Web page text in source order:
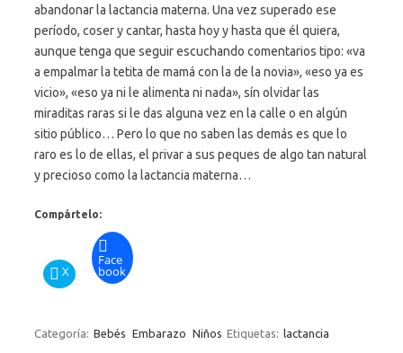
abandonar la lactancia materna. Una vez superado ese
período, coser y cantar, hasta hoy y hasta que él quiera,
aunque tenga que seguir escuchando comentarios tipo: «va
a empalmar la tetita de mamá con la de la novia», «eso ya es
vicio», «eso ya ni le alimenta ni nada», sín olvidar las
miraditas raras si le das alguna vez en la calle o en algún
sitio público… Pero lo que no saben las demás es que lo
raro es lo de ellas, el privar a sus peques de algo tan natural
y precioso como la lactancia materna…
Compártelo:
X
Face
book
Categoría: Bebés Embarazo Niños Etiquetas: lactancia